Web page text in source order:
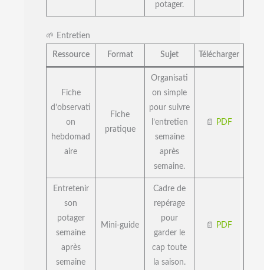
potager.
🌱 Entretien
Ressource Format Sujet Télécharger
Fiche
d’observati
on
hebdomad
aire
Fiche
pratique
Organisati
on simple
pour suivre
l’entretien
semaine
après
semaine.
📄 PDF
Entretenir
son
potager
semaine
après
semaine
Mini-guide
Cadre de
repérage
pour
garder le
cap toute
la saison.
📄 PDF